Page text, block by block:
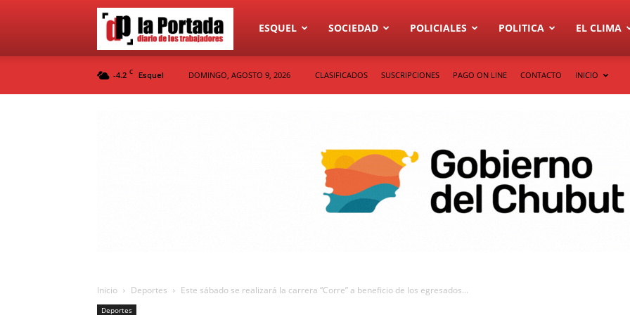
Diario
ESQUEL SOCIEDAD POLICIALES POLITICA EL CLIMA
-4.2 C Esquel DOMINGO, AGOSTO 9, 2026 CLASIFICADOS SUSCRIPCIONES PAGO ON LINE CONTACTO INICIO
Inicio Deportes Este sábado se realizará la carrera “Corre” a beneficio de los egresados...
Deportes